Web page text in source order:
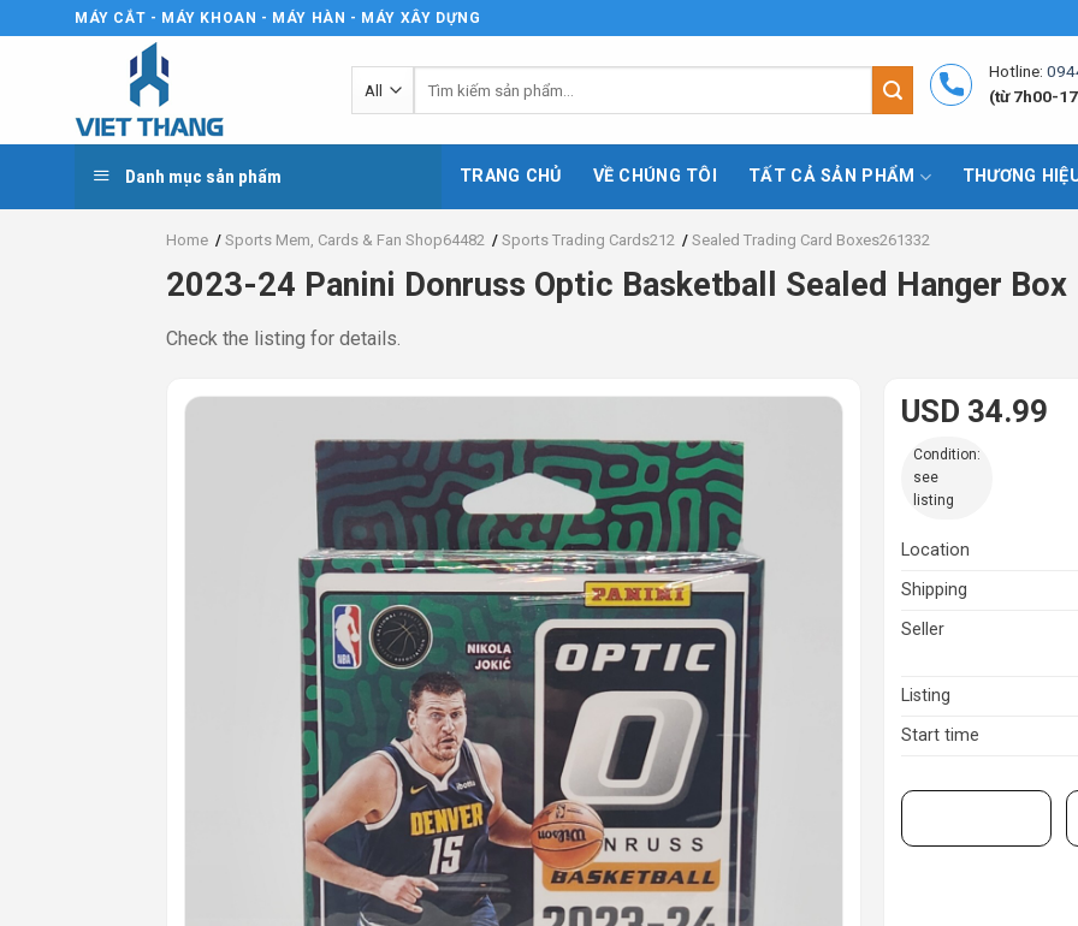
to
MÁY CẮT - MÁY KHOAN - MÁY HÀN - MÁY XÂY DỰNG
kiếm:
Hotline:
(từ 7h00-
Danh mục sản phẩm TRANG CHỦ VỀ CHÚNG TÔI TẤT CẢ SẢN PHẨM THƯƠNG
Home / Sports Mem, Cards & Fan Shop64482 / Sports Trading Cards212 / Sealed Trading Card Boxes261332
2023-24 Panini Donruss Optic Basketball Sealed Hanger Box
Check the listing for details.
USD 34.99
Condition:
see
listing
Location
Shipping
Seller
Listing
Start time